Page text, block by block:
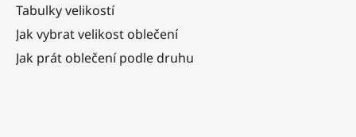
Tabulky velikostí
Jak vybrat velikost oblečení
Jak prát oblečení podle druhu